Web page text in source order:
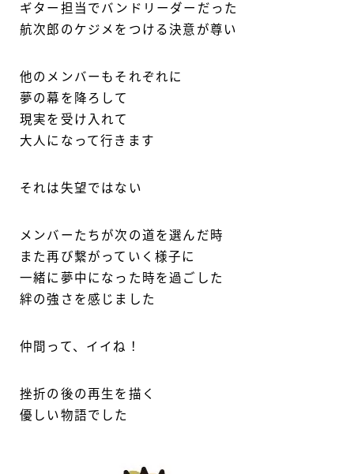
ギター担当でバンドリーダーだった
航次郎のケジメをつける決意が尊い
他のメンバーもそれぞれに
夢の幕を降ろして
現実を受け入れて
大人になって行きます
それは失望ではない
メンバーたちが次の道を選んだ時
また再び繋がっていく様子に
一緒に夢中になった時を過ごした
絆の強さを感じました
仲間って、イイね！
挫折の後の再生を描く
優しい物語でした